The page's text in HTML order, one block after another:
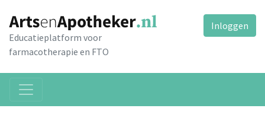
Educatieplatform voor
farmacotherapie en FTO
Inloggen